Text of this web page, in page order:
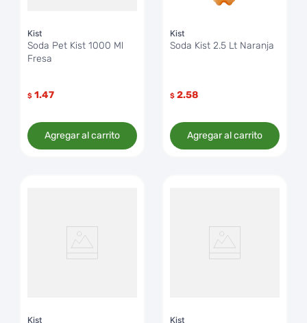
Kist
Soda Pet Kist 1000 Ml
Fresa
$ 1.47
Agregar al carrito
Kist
Soda Kist 2.5 Lt Naranja
$ 2.58
Agregar al carrito
Kist Kist